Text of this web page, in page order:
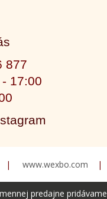
877
17:00
| www.wexbo.com |
predajne pridávame